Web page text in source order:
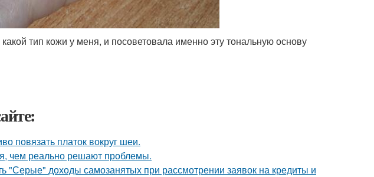
тип кожи у меня, и посоветовала именно эту тональную основу
повязать платок вокруг шеи.
чем реально решают проблемы.
"Серые" доходы самозанятых при рассмотрении заявок на кредиты и